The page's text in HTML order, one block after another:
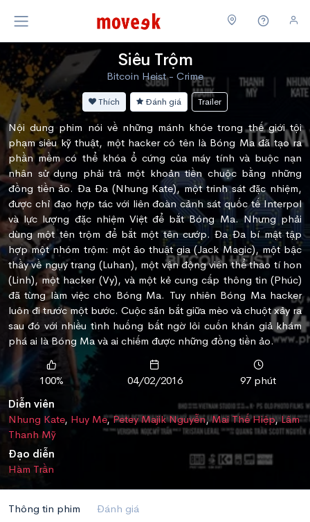
Siêu Trộm
Bitcoin Heist - Crime
Thích Đánh giá Trailer
Nội dung phim nói về những mánh khóe trong thế giới tội
phạm siêu kỹ thuật, một hacker có tên là Bóng Ma đã tạo ra
phần mềm có thể khóa ổ cứng của máy tính và buộc nạn
nhân sử dụng phải trả một khoản tiền chuộc bằng những
đồng tiền ảo. Đa Đa (Nhung Kate), một trinh sát đặc nhiệm,
được chỉ đạo hợp tác với liên đoàn cảnh sát quốc tế Interpol
và lực lượng đặc nhiệm Việt để bắt Bóng Ma. Nhưng phải
dùng một tên trộm để bắt một tên cướp. Đa Đa bí mật tập
hợp một nhóm trộm: một ảo thuật gia (Jack Magic), một bậc
thầy về ngụy trang (Luhan), một vận động viên thể thao tí hon
(Linh), một hacker (Vy), và một kẻ cung cấp thông tin (Phúc)
đã từng làm việc cho Bóng Ma. Tuy nhiên Bóng Ma hacker
luôn đi trước một bước. Cuộc săn bắt giữa mèo và chuột xảy ra
sau đó với nhiều tình huống bất ngờ lôi cuốn khán giả khám
phá ai là Bóng Ma và ai chiếm được những đồng tiền ảo.
100% 04/02/2016
97 phút
Diễn viên
Nhung Kate, Huy Me,Petey Majik Nguyễn,Mai Thế Hiệp,Lâm
Thanh Mỹ
Đạo diễn
Hàm Trần
Thông tin phim Đánh giá